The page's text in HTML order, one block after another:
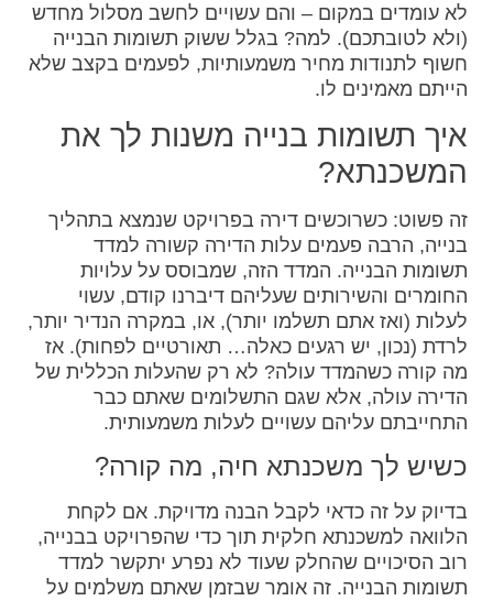
לא עומדים במקום – והם עשויים לחשב מסלול מחדש
(ולא לטובתכם). למה? בגלל ששוק תשומות הבנייה
חשוף לתנודות מחיר משמעותיות, לפעמים בקצב שלא
הייתם מאמינים לו.
איך תשומות בנייה משנות לך את
המשכנתא?
זה פשוט: כשרוכשים דירה בפרויקט שנמצא בתהליך
בנייה, הרבה פעמים עלות הדירה קשורה למדד
תשומות הבנייה. המדד הזה, שמבוסס על עלויות
החומרים והשירותים שעליהם דיברנו קודם, עשוי
לעלות (ואז אתם תשלמו יותר), או, במקרה הנדיר יותר,
לרדת (נכון, יש רגעים כאלה… תאורטיים לפחות). אז
מה קורה כשהמדד עולה? לא רק שהעלות הכללית של
הדירה עולה, אלא שגם התשלומים שאתם כבר
התחייבתם עליהם עשויים לעלות משמעותית.
כשיש לך משכנתא חיה, מה קורה?
בדיוק על זה כדאי לקבל הבנה מדויקת. אם לקחת
הלוואה למשכנתא חלקית תוך כדי שהפרויקט בבנייה,
רוב הסיכויים שהחלק שעוד לא נפרע יתקשר למדד
תשומות הבנייה. זה אומר שבזמן שאתם משלמים על